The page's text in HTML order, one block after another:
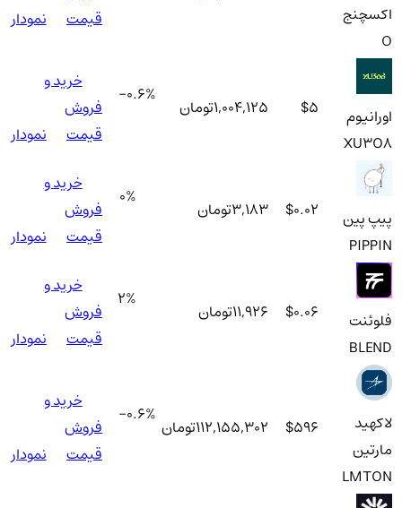
اکسچنج
O
قیمت
نمودار
اورانیوم
XU3O8
$5
1,004,125تومان
-0.6%
خرید و
فروش
قیمت
نمودار
پیپ پین
PIPPIN
$0.02
3,183تومان
0%
خرید و
فروش
قیمت
نمودار
فلوئنت
BLEND
$0.06
11,926تومان
2%
خرید و
فروش
قیمت
نمودار
لاکهید
مارتین
LMTON
$596
112,155,302تومان
-0.6%
خرید و
فروش
قیمت
نمودار